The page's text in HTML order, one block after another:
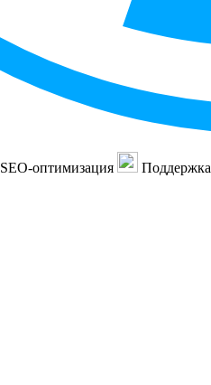
SEO-оптимизация
Поддержка